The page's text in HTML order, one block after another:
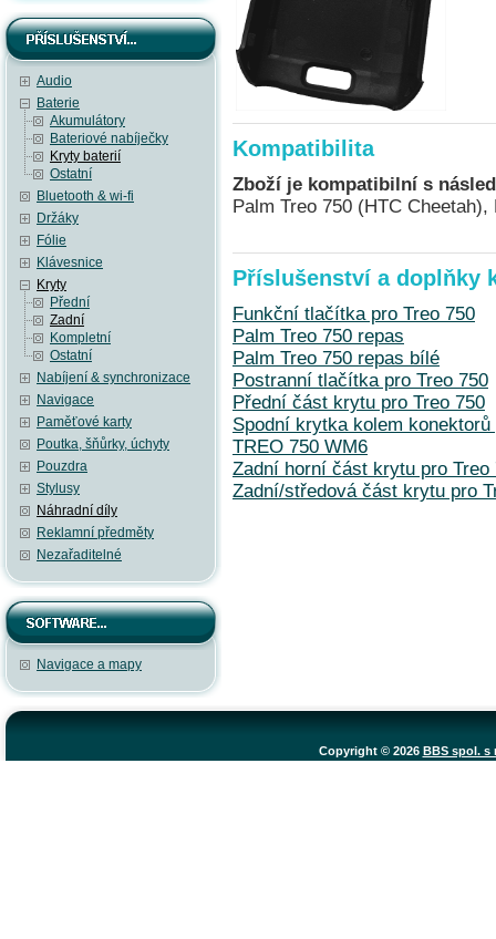
Audio
Baterie
Akumulátory
Bateriové nabíječky
Kryty baterií
Ostatní
Bluetooth & wi-fi
Držáky
Fólie
Klávesnice
Kryty
Přední
Zadní
Kompletní
Ostatní
Nabíjení & synchronizace
Navigace
Paměťové karty
Poutka, šňůrky, úchyty
Pouzdra
Stylusy
Náhradní díly
Reklamní předměty
Nezařaditelné
Navigace a mapy
Kompatibilita
Zboží je kompatibilní s
Palm Treo 750 (HTC
Příslušenství a doplňky
Funkční tlačítka pro Treo 750
Palm Treo 750 repas
Palm Treo 750 repas bílé
Postranní tlačítka pro Treo 750
Přední část krytu pro Treo 750
Spodní krytka kolem konektorů
TREO 750 WM6
Zadní horní část krytu pro Treo
Zadní/středová část krytu pro
Copyright © 2026 BBS spol. s